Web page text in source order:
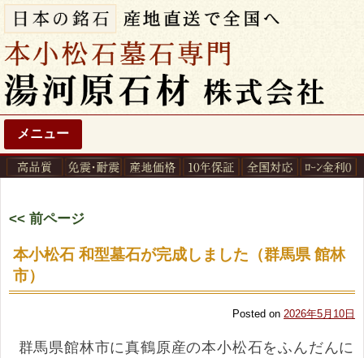
メニュー
<< 前ページ
本小松石 和型墓石が完成しました（群馬県 館林
市）
Posted on 2026年5月10日
群馬県館林市に真鶴原産の本小松石をふんだんに